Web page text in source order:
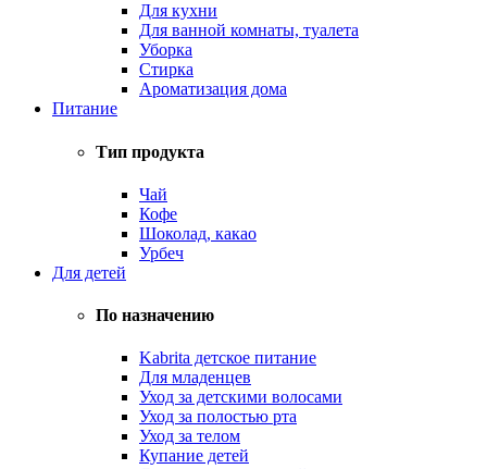
Для кухни
Для ванной комнаты, туалета
Уборка
Стирка
Ароматизация дома
Питание
Тип продукта
Чай
Кофе
Шоколад, какао
Урбеч
Для детей
По назначению
Kabrita детское питание
Для младенцев
Уход за детскими волосами
Уход за полостью рта
Уход за телом
Купание детей